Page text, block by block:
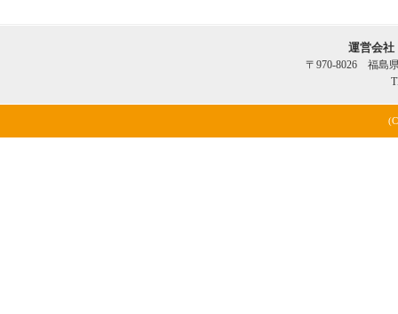
運営会
〒970-8026 福島